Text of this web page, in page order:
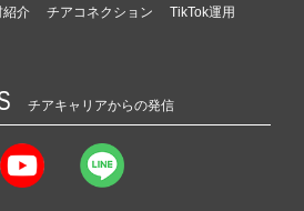
紹介 チアコネクション
TikTok運用
チアキャリアからの発信